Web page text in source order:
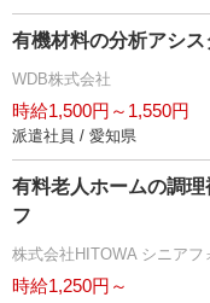
有機材料の分析アシ
WDB株式会社
時給1,500円～1,550円
派遣社員 / 愛知県
有料老人ホームの調
フ
株式会社HITOWA シニア
時給1,250円～